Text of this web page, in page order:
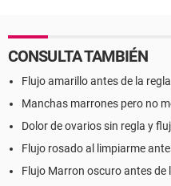
CONSULTA TAMBIÉN
Flujo amarillo antes de la regla
Manchas marrones pero no
Dolor de ovarios sin regla y
Flujo rosado al limpiarme
Flujo Marron oscuro antes de